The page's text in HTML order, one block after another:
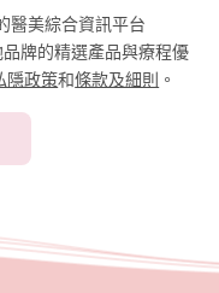
醫美綜合資訊平台
牌的精選產品與療程優
隱政策和條款及細則 。